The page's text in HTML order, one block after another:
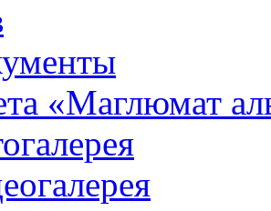
«Маглюмат